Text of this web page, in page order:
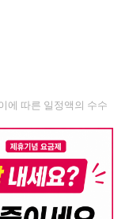
에 따른 일정액의 수수